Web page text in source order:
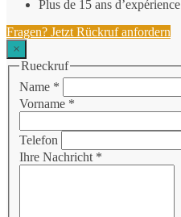
Plus de 15 ans d’expérience
Fragen? Jetzt Rückruf anfordern
×
Rueckruf
Name *
Vorname *
Telefon
Ihre Nachricht *